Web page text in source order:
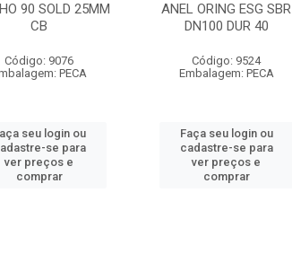
90 SOLD 25MM
CB
Código: 9076
PECA
seu login ou
se para
ver preços e
comprar
ANEL ORING ESG SBR
DN100 DUR 40
Código: 9524
Embalagem: PECA
Faça seu login ou
cadastre-se para
ver preços e
comprar